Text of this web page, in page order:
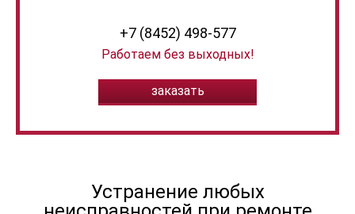
+7 (8452) 498-577
Работаем без выходных!
заказать
Устранение любых